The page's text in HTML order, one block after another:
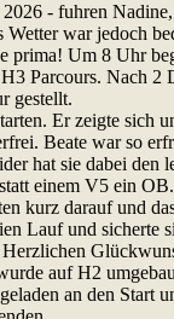
- fuhren
war jedoch
prima! Um 8 Uhr
Parcours. Nach 2
gestellt.
Er zeigte sich
Beate war so
hat sie dabei den
einem V5 ein
kurz darauf und
Lauf und sicherte
auf H2
an den Start